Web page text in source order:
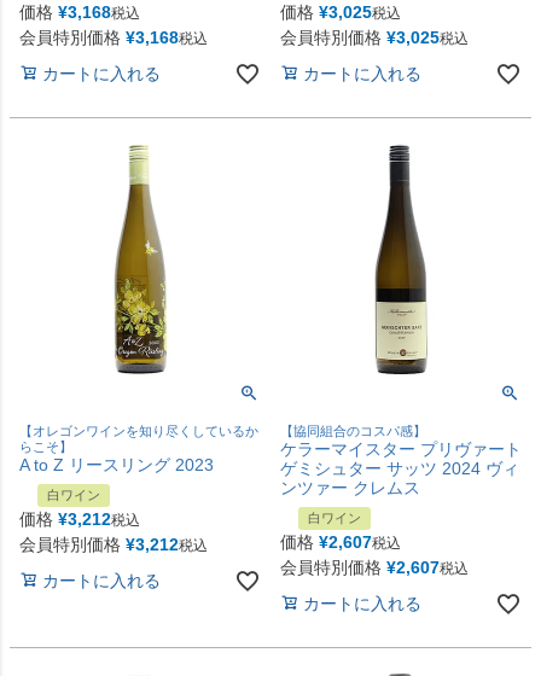
価格 ¥3,168税込
会員特別価格 ¥3,168税込
カートに入れる
価格 ¥3,025税込
会員特別価格 ¥3,025税込
カートに入れる
【オレゴンワインを知り尽くしているか
らこそ】
A to Z リースリング 2023
白ワイン
価格 ¥3,212税込
会員特別価格 ¥3,212税込
カートに入れる
【協同組合のコスパ感】
ケラーマイスター プリヴァート
ゲミシュター サッツ 2024 ヴィ
ンツァー クレムス
白ワイン
価格 ¥2,607税込
会員特別価格 ¥2,607税込
カートに入れる